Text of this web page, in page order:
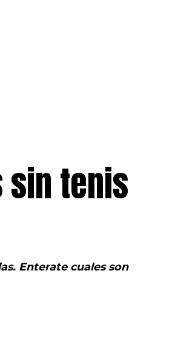
sin tenis
Enterate cuales son